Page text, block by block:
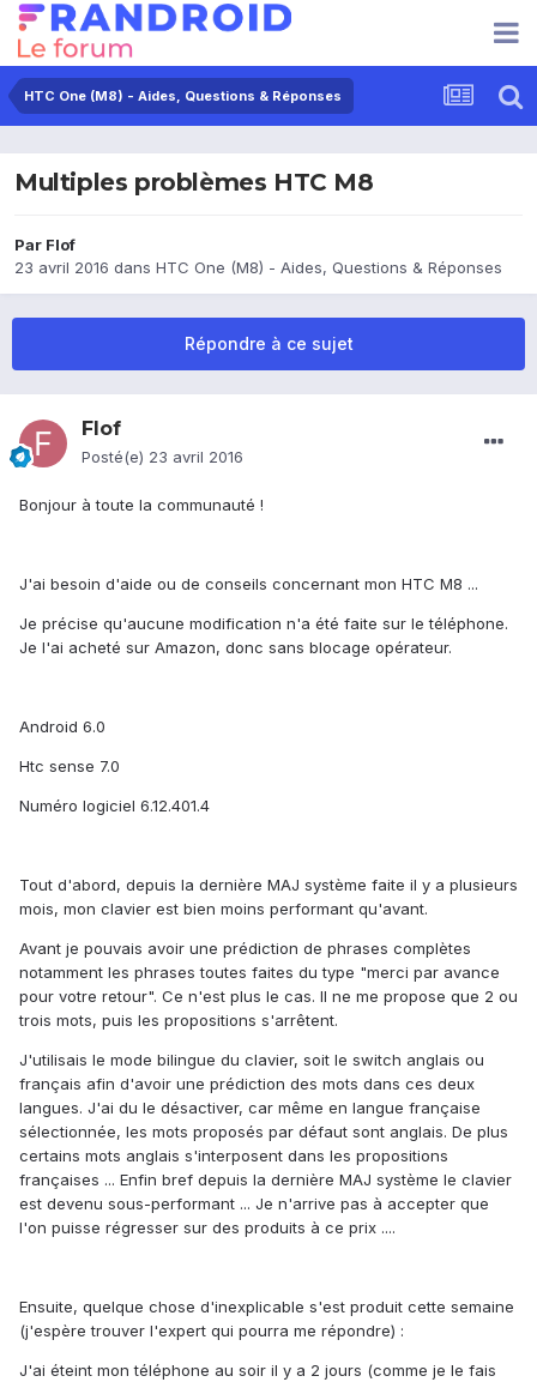
HTC One (M8) - Aides, Questions & Réponses
Multiples problèmes HTC M8
Par Flof
23 avril 2016 dans HTC One (M8) - Aides, Questions & Réponses
Répondre à ce sujet
Flof
Posté(e) 23 avril 2016
Bonjour à toute la communauté !
J'ai besoin d'aide ou de conseils concernant mon HTC M8 ...
Je précise qu'aucune modification n'a été faite sur le téléphone.
Je l'ai acheté sur Amazon, donc sans blocage opérateur.
Android 6.0
Htc sense 7.0
Numéro logiciel 6.12.401.4
Tout d'abord, depuis la dernière MAJ système faite il y a plusieurs
mois, mon clavier est bien moins performant qu'avant.
Avant je pouvais avoir une prédiction de phrases complètes
notamment les phrases toutes faites du type "merci par avance
pour votre retour". Ce n'est plus le cas. Il ne me propose que 2 ou
trois mots, puis les propositions s'arrêtent.
J'utilisais le mode bilingue du clavier, soit le switch anglais ou
français afin d'avoir une prédiction des mots dans ces deux
langues. J'ai du le désactiver, car même en langue française
sélectionnée, les mots proposés par défaut sont anglais. De plus
certains mots anglais s'interposent dans les propositions
françaises ... Enfin bref depuis la dernière MAJ système le clavier
est devenu sous-performant ... Je n'arrive pas à accepter que
l'on puisse régresser sur des produits à ce prix ....
Ensuite, quelque chose d'inexplicable s'est produit cette semaine
(j'espère trouver l'expert qui pourra me répondre) :
J'ai éteint mon téléphone au soir il y a 2 jours (comme je le fais